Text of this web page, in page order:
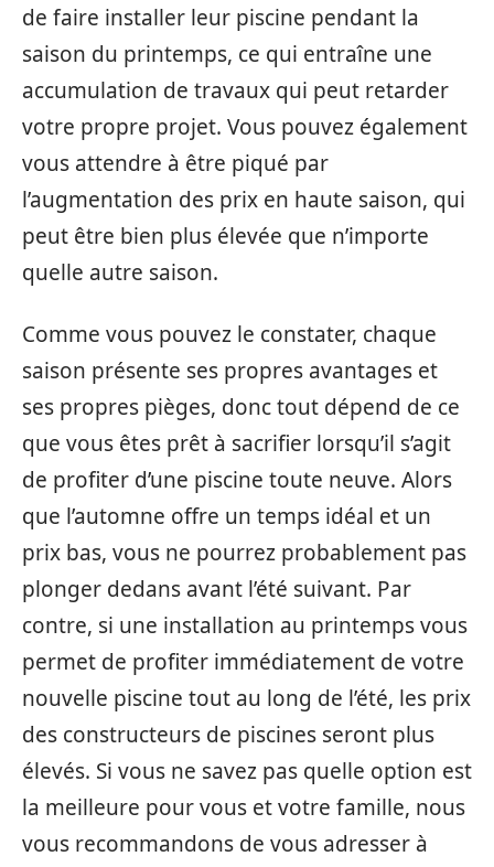
de faire installer leur piscine pendant la
saison du printemps, ce qui entraîne une
accumulation de travaux qui peut retarder
votre propre projet. Vous pouvez également
vous attendre à être piqué par
l’augmentation des prix en haute saison, qui
peut être bien plus élevée que n’importe
quelle autre saison.
Comme vous pouvez le constater, chaque
saison présente ses propres avantages et
ses propres pièges, donc tout dépend de ce
que vous êtes prêt à sacrifier lorsqu’il s’agit
de profiter d’une piscine toute neuve. Alors
que l’automne offre un temps idéal et un
prix bas, vous ne pourrez probablement pas
plonger dedans avant l’été suivant. Par
contre, si une installation au printemps vous
permet de profiter immédiatement de votre
nouvelle piscine tout au long de l’été, les prix
des constructeurs de piscines seront plus
élevés. Si vous ne savez pas quelle option est
la meilleure pour vous et votre famille, nous
vous recommandons de vous adresser à